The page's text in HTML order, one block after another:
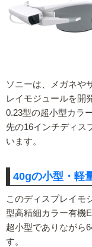
ソニーは、メガネや
レイモジュールを開
0.23型の超小型カラ
先の16インチディス
います。
40gの小型・軽
このディスプレイモ
型高精細カラー有機
超小型でありながら
す。